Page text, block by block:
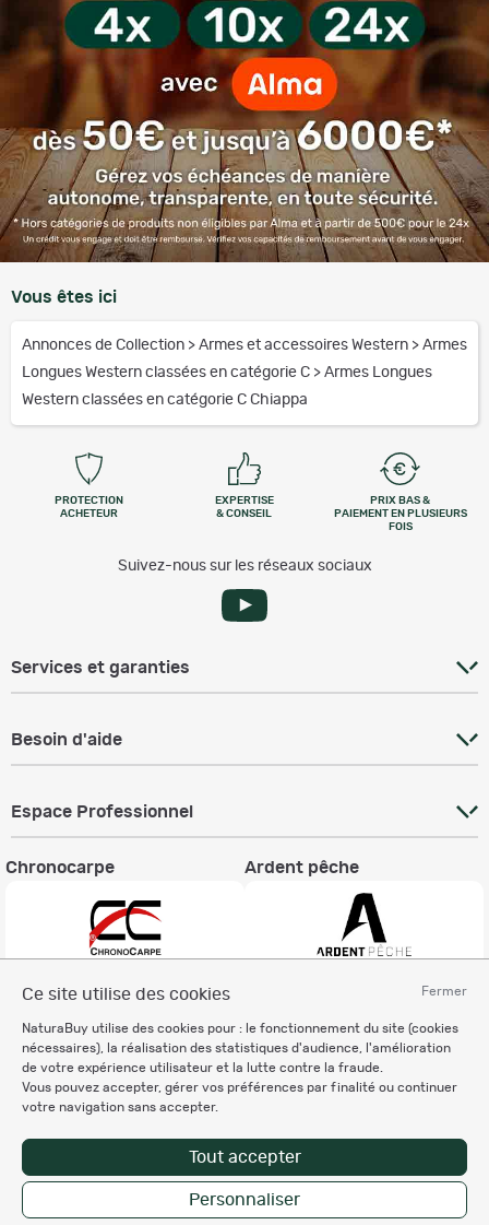
Fermer
Ce site utilise des cookies
NaturaBuy utilise des cookies pour : le fonctionnement du site (cookies
nécessaires), la réalisation des statistiques d'audience, l'amélioration
de votre expérience utilisateur et la lutte contre la fraude.
Vous pouvez accepter, gérer vos préférences par finalité ou continuer
votre navigation sans accepter.
Tout accepter
Personnaliser
Vous êtes ici
Annonces de Collection > Armes et accessoires Western > Armes
Longues Western classées en catégorie C > Armes Longues
Western classées en catégorie C Chiappa
PROTECTION
ACHETEUR
EXPERTISE
& CONSEIL
PRIX BAS &
PAIEMENT EN PLUSIEURS
FOIS
Suivez-nous sur les réseaux sociaux
Services et garanties
Besoin d'aide
Espace Professionnel
Chronocarpe Ardent pêche
Charte éthique
Mentions légales
Règlement & Conditions d'utilisation
Politique de protection
des données personnelles
Personnalisation des cookies
Copyright © 2007-2026 NaturaBuy. Tous droits réservés. N°CNIL: 1239459.